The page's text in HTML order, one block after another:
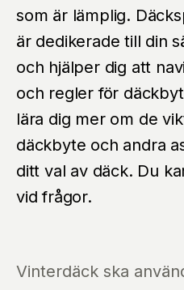
som är lämplig.
är dedikerade till din
och hjälper dig att
och regler för
lära dig mer om de
däckbyte och andra
ditt val av däck. Du
vid frågor.
Vinterdäck ska